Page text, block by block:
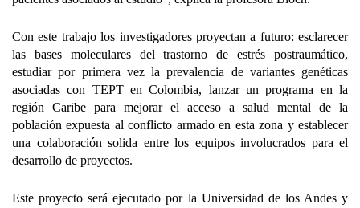
Con este trabajo los investigadores proyectan a futuro: esclarecer
las bases moleculares del trastorno de estrés postraumático,
estudiar por primera vez la prevalencia de variantes genéticas
asociadas con TEPT en Colombia, lanzar un programa en la
región Caribe para mejorar el acceso a salud mental de la
población expuesta al conflicto armado en esta zona y establecer
una colaboración solida entre los equipos involucrados para el
desarrollo de proyectos.
Este proyecto será ejecutado por la Universidad de los Andes y